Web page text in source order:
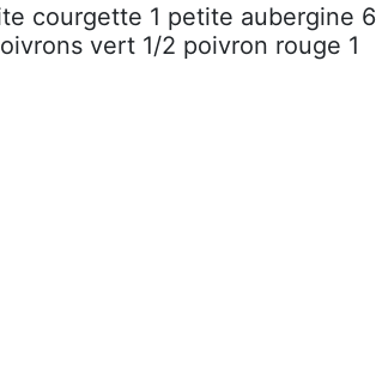
courgette 1 petite aubergine 6
vert 1/2 poivron rouge 1